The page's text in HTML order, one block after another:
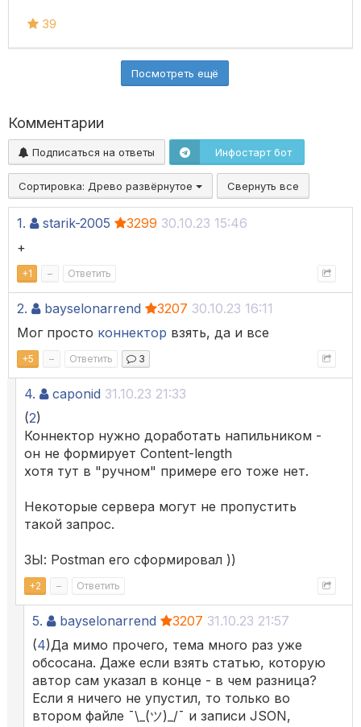
39
Посмотреть ещё
Комментарии
Подписаться на ответы Инфостарт бот
Сортировка: Древо развёрнутое Свернуть все
1. starik-2005 3299 30.10.23 15:46
+
+1 – Ответить
2. bayselonarrend 3207 30.10.23 16:11
Мог просто коннектор взять, да и все
+5 – Ответить 3
4. caponid 31.10.23 21:33
(2)
Коннектор нужно доработать напильником -
он не формирует Content-length
хотя тут в "ручном" примере его тоже нет.
Некоторые сервера могут не пропустить
такой запрос.
ЗЫ: Postman его сформировал ))
+2 – Ответить
5. bayselonarrend 3207 31.10.23 21:57
(4)Да мимо прочего, тема много раз уже
обсосана. Даже если взять статью, которую
автор сам указал в конце - в чем разница?
Если я ничего не упустил, то только во
втором файле ¯\_(ツ)_/¯ и записи JSON,